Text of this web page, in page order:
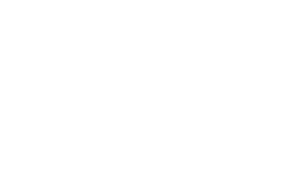
mapa do site de Personalização
lo.
site de personalização do